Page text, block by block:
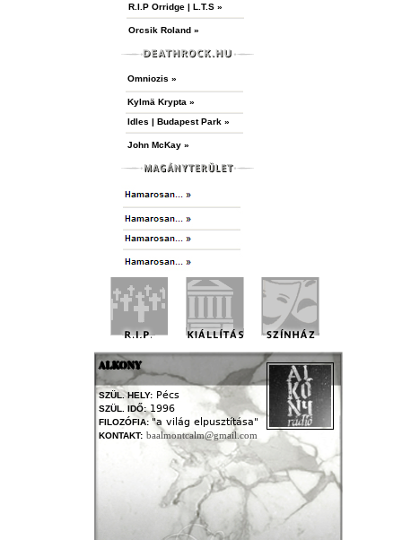
R.I.P Orridge | L.T.S »
Orcsik Roland »
Omniozis »
Kylmä Krypta »
Idles | Budapest Park »
John McKay »
ALKONY
SZÜL. HELY: Pécs
SZÜL. IDŐ: 1996
FILOZÓFIA: "a világ elpusztítása"
KONTAKT: baalmontcalm@gmail.com